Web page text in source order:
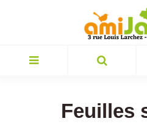
Feuilles